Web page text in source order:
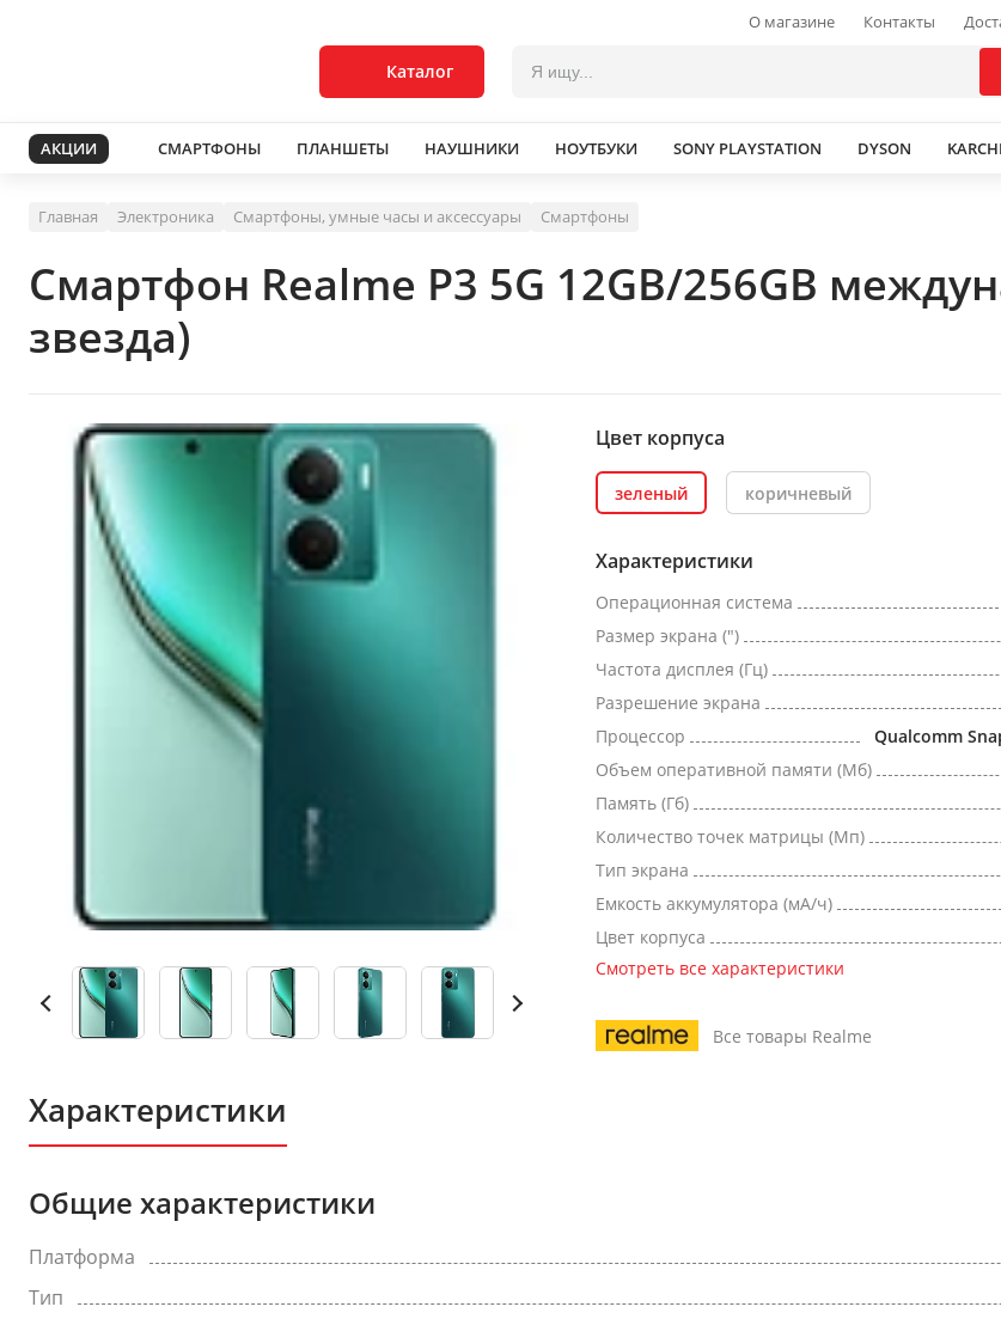
О магазине Контакты
Каталог
АКЦИИ СМАРТФОНЫ ПЛАНШЕТЫ НАУШНИКИ НОУТБУКИ SONY PLAYSTATION DYSON
Главная Электроника Смартфоны, умные часы и аксессуары Смартфоны
Смартфон Realme P3 5G 12GB/256GB
звезда)
Цвет корпуса
зеленый коричневый
Характеристики
Операционная система
Размер экрана (")
Частота дисплея (Гц)
Разрешение экрана
Процессор
Qualcomm
Объем оперативной памяти (Мб)
Память (Гб)
Количество точек матрицы (Мп)
Тип экрана
Емкость аккумулятора (мА/ч)
Цвет корпуса
Смотреть все характеристики
Все товары Realme
Характеристики
Общие характеристики
Платформа
Тип